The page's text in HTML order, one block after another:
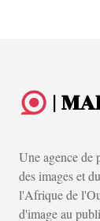
|
Une agence de
des images et
l'Afrique de
d'image au